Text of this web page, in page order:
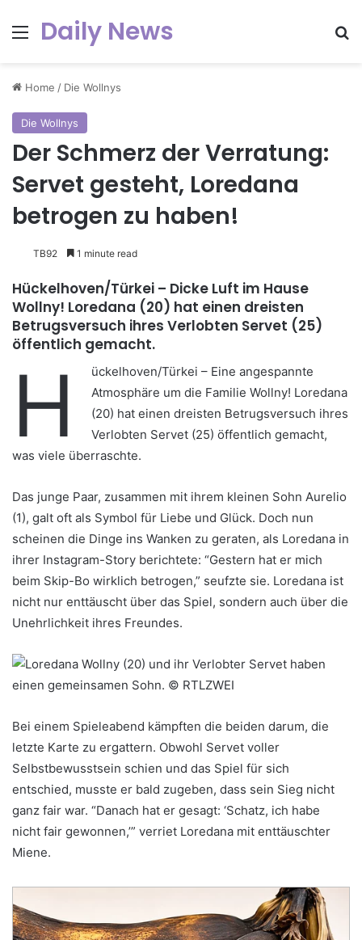
Menu
Daily News
Home / Die Wollnys
Die Wollnys
Der Schmerz der Verratung:
Servet gesteht, Loredana
betrogen zu haben!
TB92 1 minute read
Hückelhoven/Türkei – Dicke Luft im Hause
Wollny! Loredana (20) hat einen dreisten
Betrugsversuch ihres Verlobten Servet (25)
öffentlich gemacht.
H
ückelhoven/Türkei – Eine angespannte
Atmosphäre um die Familie Wollny! Loredana
(20) hat einen dreisten Betrugsversuch ihres
Verlobten Servet (25) öffentlich gemacht,
was viele überraschte.
Das junge Paar, zusammen mit ihrem kleinen Sohn Aurelio
(1), galt oft als Symbol für Liebe und Glück. Doch nun
scheinen die Dinge ins Wanken zu geraten, als Loredana in
ihrer Instagram-Story berichtete: “Gestern hat er mich
beim Skip-Bo wirklich betrogen,” seufzte sie. Loredana ist
nicht nur enttäuscht über das Spiel, sondern auch über die
Unehrlichkeit ihres Freundes.
Bei einem Spieleabend kämpften die beiden darum, die
letzte Karte zu ergattern. Obwohl Servet voller
Selbstbewusstsein schien und das Spiel für sich
entschied, musste er bald zugeben, dass sein Sieg nicht
ganz fair war. “Danach hat er gesagt: ‘Schatz, ich habe
nicht fair gewonnen,’” verriet Loredana mit enttäuschter
Miene.